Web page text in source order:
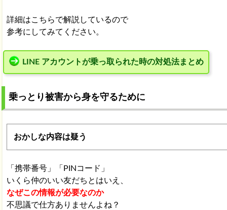
詳細はこちらで解説しているので
参考にしてみてください。
LINE アカウントが乗っ取られた時の対処法まとめ
乗っとり被害から身を守るために
おかしな内容は疑う
「携帯番号」「PINコード」
いくら仲のいい友だちとはいえ、
なぜこの情報が必要なのか
不思議で仕方ありませんよね？